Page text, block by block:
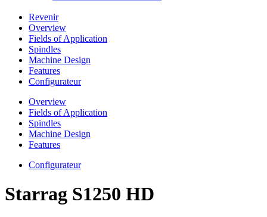
Revenir
Overview
Fields of Application
Spindles
Machine Design
Features
Configurateur
Overview
Fields of Application
Spindles
Machine Design
Features
Configurateur
Starrag S1250 HD